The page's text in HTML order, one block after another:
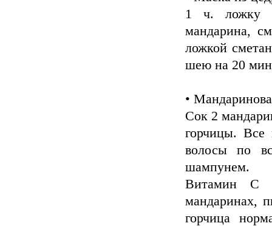
1 ч. ложку
мандарина,
ложкой
шею на 20
•
Сок 2
горчицы. Все
волосы по
шампунем.
Витамин С и
мандаринах,
горчица